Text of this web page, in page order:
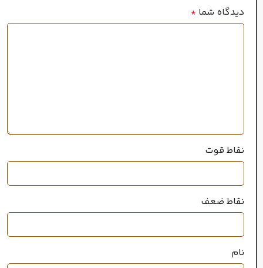
دیدگاه شما *
نقاط قوت
نقاط ضعف
نام